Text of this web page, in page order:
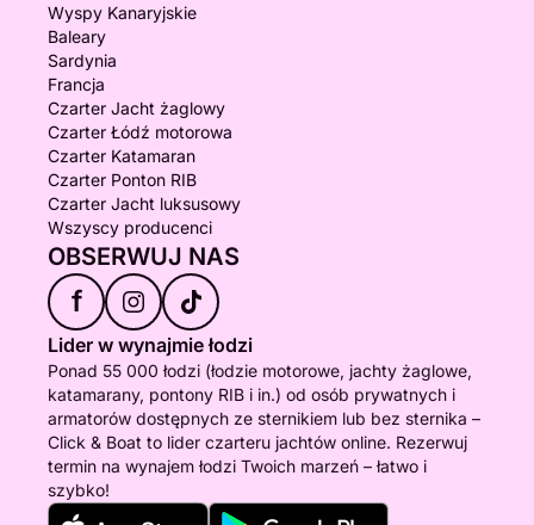
Wyspy Kanaryjskie
Baleary
Sardynia
Francja
Czarter Jacht żaglowy
Czarter Łódź motorowa
Czarter Katamaran
Czarter Ponton RIB
Czarter Jacht luksusowy
Wszyscy producenci
OBSERWUJ NAS
f
Lider w wynajmie łodzi
Ponad 55 000 łodzi (łodzie motorowe, jachty żaglowe,
katamarany, pontony RIB i in.) od osób prywatnych i
armatorów dostępnych ze sternikiem lub bez sternika –
Click & Boat to lider czarteru jachtów online. Rezerwuj
termin na wynajem łodzi Twoich marzeń – łatwo i
szybko!